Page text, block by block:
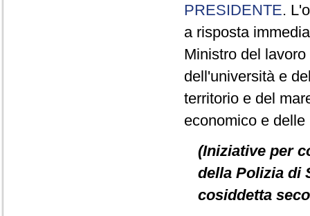
PRESIDENTE.
a risposta
Ministro del
dell'università e
territorio e del
economico e
(Iniziative per
della Polizia di
cosiddetta